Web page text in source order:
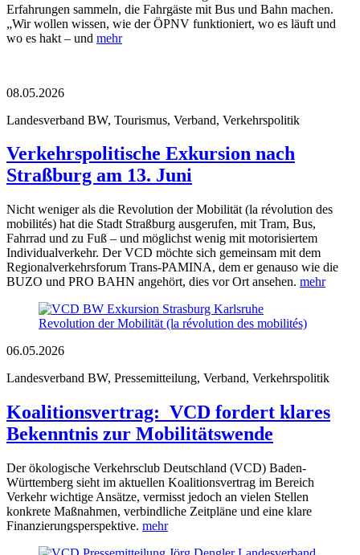
Erfahrungen sammeln, die Fahrgäste mit Bus und Bahn machen.
„Wir wollen wissen, wie der ÖPNV funktioniert, wo es läuft und
wo es hakt – und mehr
08.05.2026
Landesverband BW, Tourismus, Verband, Verkehrspolitik
Verkehrspolitische Exkursion nach
Straßburg am 13. Juni
Nicht weniger als die Revolution der Mobilität (la révolution des
mobilités) hat die Stadt Straßburg ausgerufen, mit Tram, Bus,
Fahrrad und zu Fuß – und möglichst wenig mit motorisiertem
Individualverkehr. Der VCD möchte sich gemeinsam mit dem
Regionalverkehrsforum Trans-PAMINA, dem er genauso wie die
BUZO und PRO BAHN angehört, dies vor Ort ansehen. mehr
06.05.2026
Landesverband BW, Pressemitteilung, Verband, Verkehrspolitik
Koalitionsvertrag: VCD fordert klares
Bekenntnis zur Mobilitätswende
Der ökologische Verkehrsclub Deutschland (VCD) Baden-
Württemberg sieht im aktuellen Koalitionsvertrag im Bereich
Verkehr wichtige Ansätze, vermisst jedoch an vielen Stellen
konkrete Maßnahmen, verbindliche Zeitpläne und eine klare
Finanzierungsperspektive. mehr